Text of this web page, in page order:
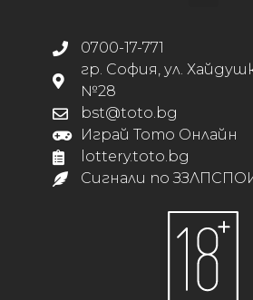
0700-17-771
гр. София, ул.
№28
bst@toto.bg
Играй Тото Онлайн
lottery.toto.bg
Сигнали по